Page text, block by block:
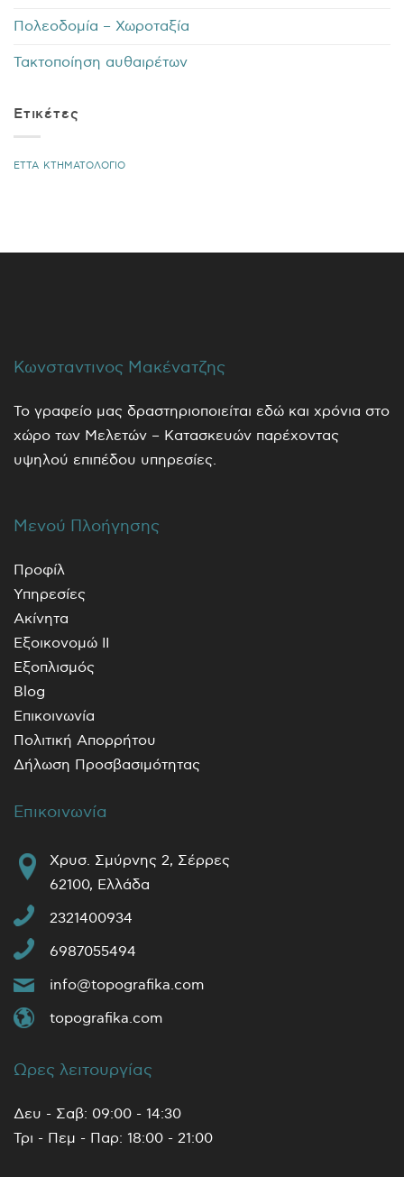
Πολεοδομία – Χωροταξία
Τακτοποίηση αυθαιρέτων
Ετικέτες
ΕΤΤΑ ΚΤΗΜΑΤΟΛΟΓΙΟ
Κωνσταντινος Μακένατζης
Το γραφείο μας δραστηριοποιείται εδώ και χρόνια στο
χώρο των Μελετών – Κατασκευών παρέχοντας
υψηλού επιπέδου υπηρεσίες.
Μενού Πλοήγησης
Προφίλ
Υπηρεσίες
Ακίνητα
Εξοικονομώ ΙΙ
Εξοπλισμός
Blog
Επικοινωνία
Πολιτική Απορρήτου
Δήλωση Προσβασιμότητας
Επικοινωνία
Χρυσ. Σμύρνης 2, Σέρρες
62100, Ελλάδα
2321400934
6987055494
info@topografika.com
topografika.com
Ωρες λειτουργίας
Δευ - Σαβ: 09:00 - 14:30
Τρι - Πεμ - Παρ: 18:00 - 21:00